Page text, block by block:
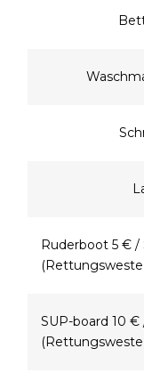
Ruderboot 5 € /
SUP-board 10